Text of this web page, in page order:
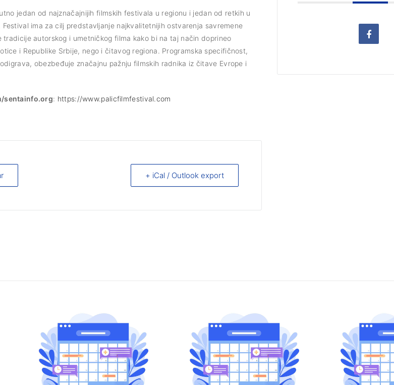
jedan od najznačajnijih filmskih festivala u regionu i jedan od retkih u
ima za cilj predstavljanje najkvalitetnijih ostvarenja savremene
autorskog i umetničkog filma kako bi na taj način doprineo
i Republike Srbije, nego i čitavog regiona. Programska specifičnost,
obezbeđuje značajnu pažnju filmskih radnika iz čitave Evrope i
sentainfo.org: https://www.palicfilmfestival.com
+ iCal / Outlook export